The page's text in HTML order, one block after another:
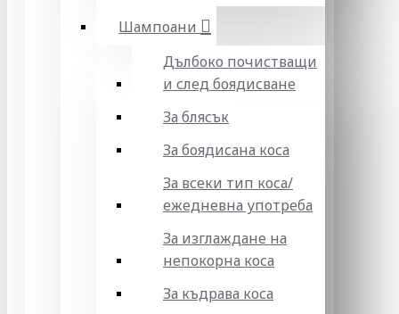
Шампоани
Дълбоко почистващи
и след боядисване
За блясък
За боядисана коса
За всеки тип коса/
ежедневна употреба
За изглаждане на
непокорна коса
За къдрава коса